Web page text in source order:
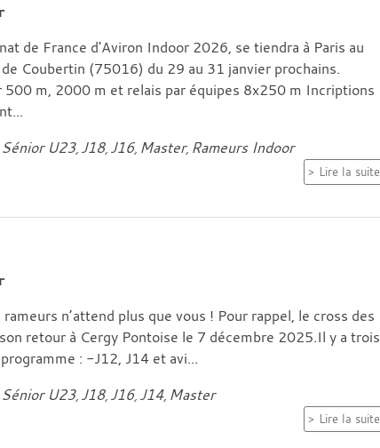
de France d'Aviron Indoor 2026, se tiendra à Paris au
Coubertin (75016) du 29 au 31 janvier prochains.
500 m, 2000 m et relais par équipes 8x250 m Incriptions
Sénior U23 J18 J16 Master Rameurs Indoor
Lire la suite
rameurs n’attend plus que vous ! Pour rappel, le cross des
retour à Cergy Pontoise le 7 décembre 2025.Il y a trois
: -J12, J14 et avi...
Sénior U23 J18 J16 J14 Master
Lire la suite